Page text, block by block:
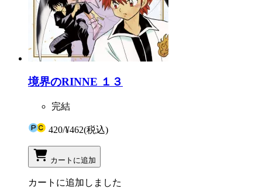
境界のRINNE １３
完結
420/¥462(税込)
カートに追加
カートに追加しました